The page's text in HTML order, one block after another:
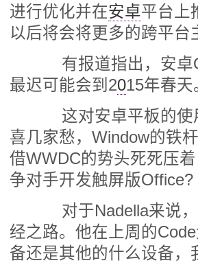
进行优化并在安卓平台上
以后将会将更多的跨平
有报道指出，安卓
最迟可能会到2015年春天
这对安卓平板的使
喜几家愁，Window的铁
借WWDC的势头死死压
争对手开发触屏版Office?
对于Nadella来说，
经之路。他在上周的
备还是其他的什么设备